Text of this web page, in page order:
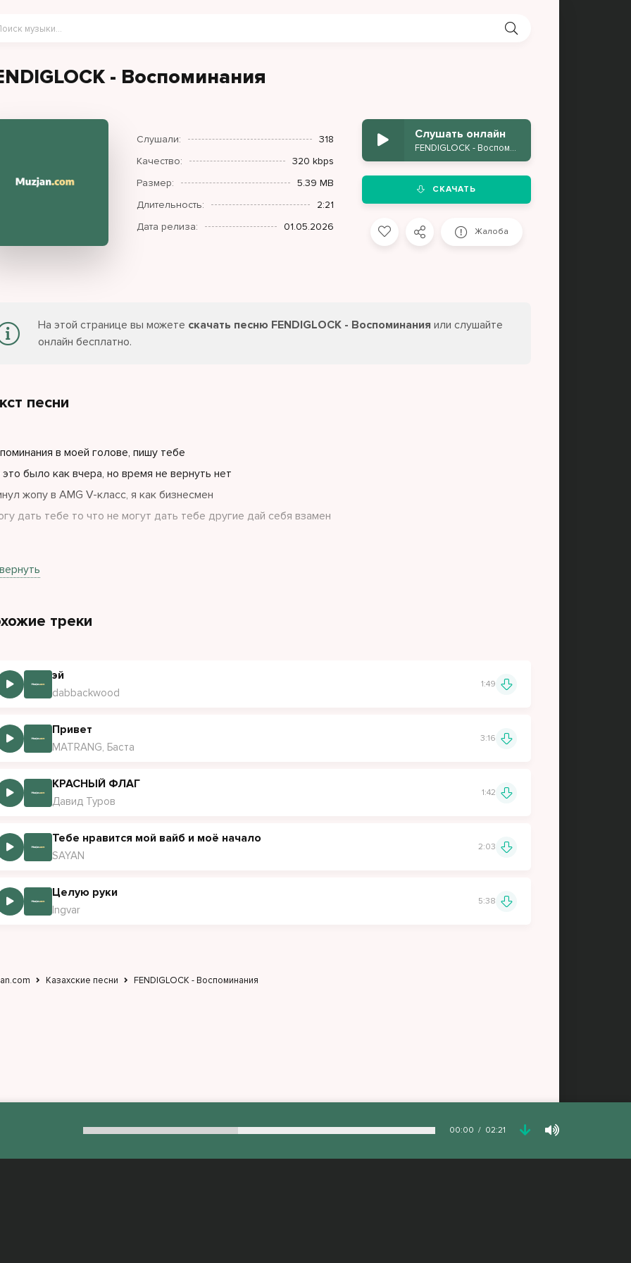
- Воспоминания
Слушали:
318
Качество:
320 kbps
Размер:
5.39 MB
Длительность:
2:21
Дата релиза:
01.05.2026
Слушать онлайн
FENDIGLOCK - Воспоминания
СКАЧАТЬ
Жалоба
На этой странице вы можете скачать песню FENDIGLOCK - Воспоминания или слушайте
онлайн бесплатно.
песни
в моей голове, пишу тебе
было как вчера, но время не вернуть нет
жопу в AMG V-класс, я как бизнесмен
дать тебе то что не могут дать тебе другие дай себя взамен
когда ты холодна, это возбуждает
себя грязнее всех, послушай свою маму
выше облаков, знаю, что это опасно
кровати, на полу, в душе или на диване?
душат её шею, и она не скажет Хватит
салоне машины, и они меня ослепляют
треки
эй
dabbackwood
1:49
Привет
MATRANG, Баста
3:16
КРАСНЫЙ ФЛАГ
Давид Туров
1:42
Тебе нравится мой вайб и моё начало
SAYAN
2:03
Целую руки
Ingvar
5:38
Казахские песни FENDIGLOCK - Воспоминания
00:00 02:21